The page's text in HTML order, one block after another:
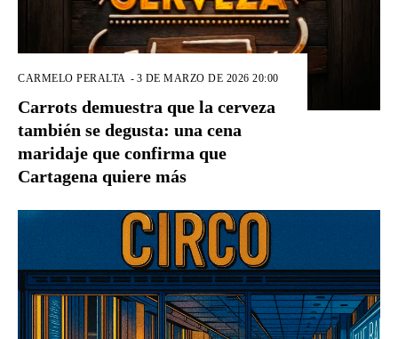
CARMELO PERALTA - 3 DE MARZO DE 2026 20:00
Carrots demuestra que la cerveza
también se degusta: una cena
maridaje que confirma que
Cartagena quiere más